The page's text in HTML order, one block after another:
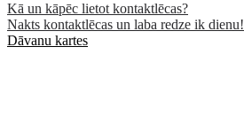
Kā un kāpēc lietot kontaktlēcas?
Nakts kontaktlēcas un laba redze ik dienu!
Dāvanu kartes